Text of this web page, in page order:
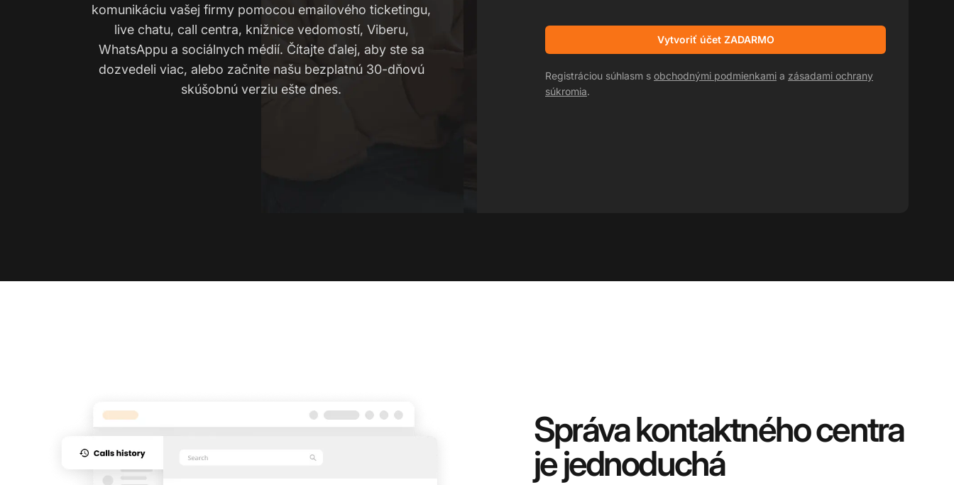
komunikáciu vašej firmy pomocou emailového ticketingu,
live chatu, call centra, knižnice vedomostí, Viberu,
WhatsAppu a sociálnych médií. Čítajte ďalej, aby ste sa
dozvedeli viac, alebo začnite našu bezplatnú 30-dňovú
skúšobnú verziu ešte dnes.
Vytvoriť účet ZADARMO
Registráciou súhlasm s obchodnými podmienkami a zásadami ochrany
súkromia.
Správa kontaktného centra
je jednoduchá